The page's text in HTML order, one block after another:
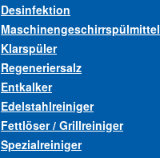
Desinfektion
Maschinengeschirrspülmittel
Klarspüler
Regeneriersalz
Entkalker
Edelstahlreiniger
Fettlöser / Grillreiniger
Spezialreiniger